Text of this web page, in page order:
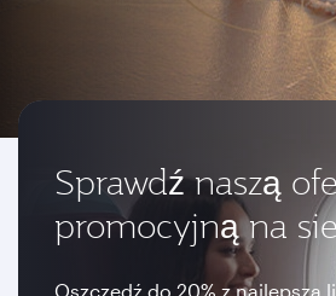
Sprawdź naszą
promocyjną na
Oszczędź do 20% z najlepszą